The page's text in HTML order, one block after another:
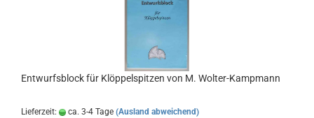
Entwurfsblock für Klöppelspitzen von M. Wolter-Kampmann
Lieferzeit: ca. 3-4 Tage (Ausland abweichend)